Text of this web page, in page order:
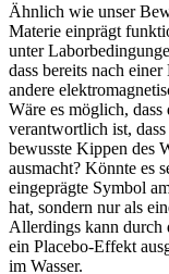
Ähnlich wie unser
Materie einprägt
unter
dass bereits nach
andere
Wäre es möglich,
verantwortlich ist,
bewusste Kippen des
ausmacht? Könnte es
eingeprägte Symbol
hat, sondern nur als
Allerdings kann durch
ein Placebo-Effekt
im Wasser.